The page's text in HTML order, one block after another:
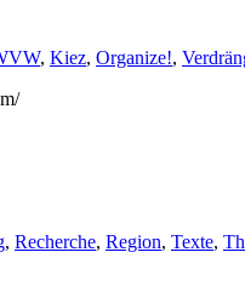
, Kiez, Organize!,
, Recherche, Region, Texte,